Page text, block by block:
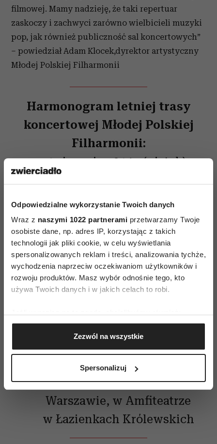
Odpowiedzialne wykorzystanie Twoich danych
Wraz z naszymi 1022 partnerami przetwarzamy Twoje
osobiste dane, np. adres IP, korzystając z takich
technologii jak pliki cookie, w celu wyświetlania
spersonalizowanych reklam i treści, analizowania tychże,
wychodzenia naprzeciw oczekiwaniom użytkowników i
rozwoju produktów. Masz wybór odnośnie tego, kto
używa Twoich danych i w jakich celach to robi.
Gromadzić dane dotyczące Twojej lokalizacji
geograficznej z dokładnością nawet do kilku metrów
Identyfikować Twoje urządzenie, aktywnie
(fingerprinting, czyli wirtualny odcisk palca)
dane są przetwarzane oraz ustaw własne preferencje w
. W Deklaracji plików cookie możesz
zmienić lub wycofać swoją zgodę w dowolnej chwili.
Zezwól na wszystkie
Spersonalizuj
filmowej. Mamy nadzieję, że taki repertuar
zaskoczy i zachwyci zarówno wielbicieli muzyki
pop, jak również publiczność sal koncertowych”
– powiedział Adam Klocek,dyrektor artystyczny
Młodej Polskiej Filharmonii
Harmonogram letniej trasy
koncertowej Młodej Polskiej
Filharmonii:
1 sierpnia 2014r. (piątek),
Poznaniu, w Parku Starego
Browaru
2 sierpnia 2014r. (sobota),
godz. 19.30 - koncert
muzyki filmowej na Rynku
w Kazimierzu Dolnym w
Sztuki „Dwa Brzegi"
3 sierpnia 2014r.
(niedziela), godz. 19.00 -
koncert finałowy w
Warszawie, w Amfiteatrze
w Łazienkach Królewskich